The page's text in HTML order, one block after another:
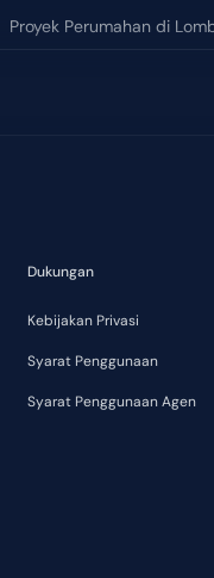
Proyek Perumahan di
Dukungan
Kebijakan Privasi
Syarat Penggunaan
Syarat Penggunaan Agen